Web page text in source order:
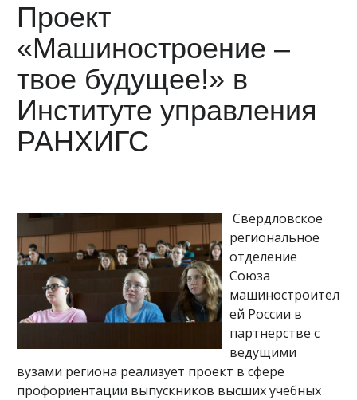
Проект
«Машиностроение –
твое будущее!» в
Институте управления
РАНХИГС
Свердловское
региональное
отделение
Союза
машиностроител
ей России в
партнерстве с
ведущими
вузами региона реализует проект в сфере
профориентации выпускников высших учебных